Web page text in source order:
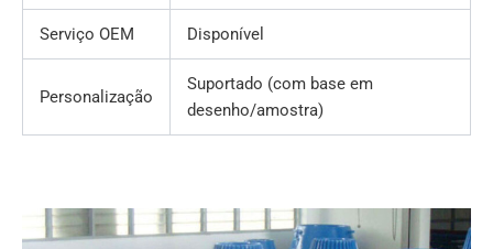
Serviço OEM Disponível
Personalização
Suportado (com base em
desenho/amostra)